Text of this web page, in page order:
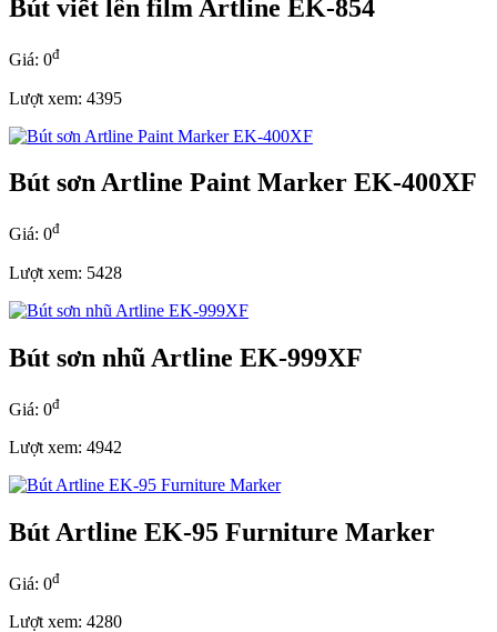
Bút viết lên film Artline EK-854
Giá: 0đ
Lượt xem: 4395
Bút sơn Artline Paint Marker EK-400XF
Giá: 0đ
Lượt xem: 5428
Bút sơn nhũ Artline EK-999XF
Giá: 0đ
Lượt xem: 4942
Bút Artline EK-95 Furniture Marker
Giá: 0đ
Lượt xem: 4280